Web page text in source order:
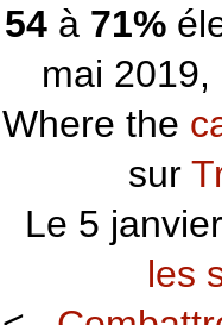
54à 71%
mai
Where the
sur
Le 5
les